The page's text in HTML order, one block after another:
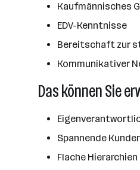
Kaufmännisches
EDV-Kenntnisse
Bereitschaft zur
Kommunikativer
Das können Sie
Spannende
Flache Hierarchien